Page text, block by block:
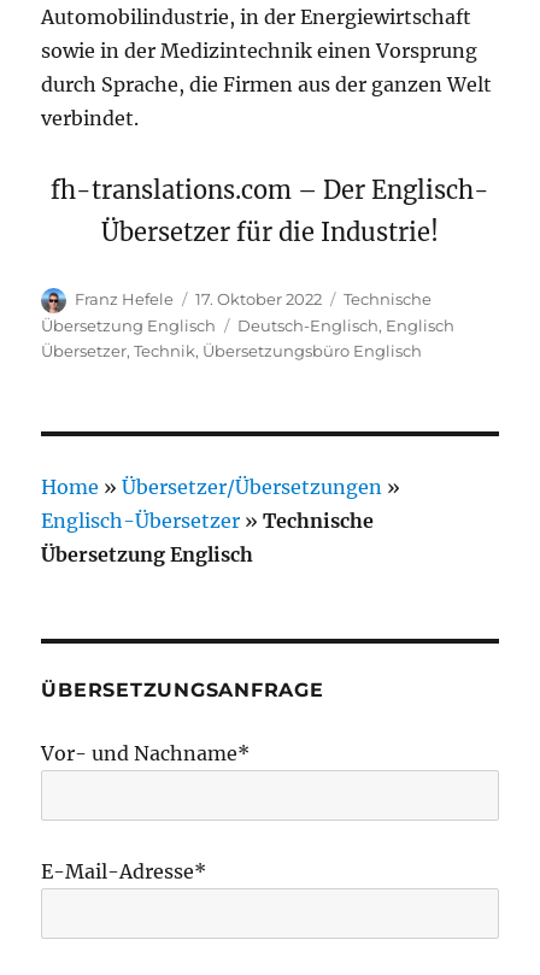
Automobilindustrie, in der Energiewirtschaft
sowie in der Medizintechnik einen Vorsprung
durch Sprache, die Firmen aus der ganzen Welt
verbindet.
fh-translations.com – Der Englisch-
Übersetzer für die Industrie!
Autor
Franz Hefele
Veröffentlicht
am
17. Oktober 2022 Kategorien
Technische
Übersetzung Englisch
Schlagwörter
Deutsch-Englisch, Englisch
Übersetzer,Technik, Übersetzungsbüro Englisch
Home »Übersetzer/Übersetzungen »
Englisch-Übersetzer »Technische
Übersetzung Englisch
ÜBERSETZUNGSANFRAGE
Vor- und Nachname*
E-Mail-Adresse*